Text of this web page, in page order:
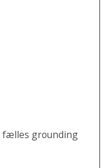
fælles grounding